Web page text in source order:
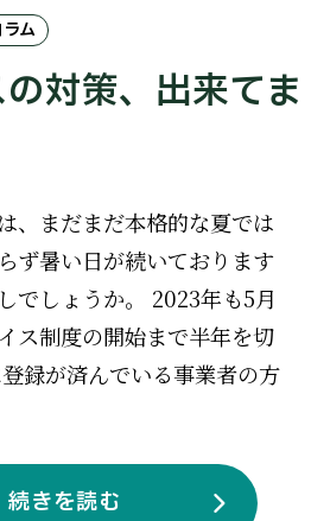
ム
対策、出来てま
、まだまだ本格的な夏では
ず暑い日が続いております
でしょうか。 2023年も5月
ス制度の開始まで半年を切
録が済んでいる事業者の方
続きを読む